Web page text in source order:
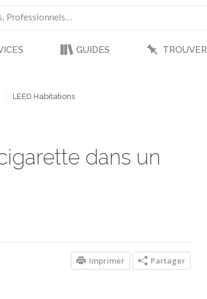
GUIDES TROUVER
LEED Habitations
dans un
Partager
Imprimer